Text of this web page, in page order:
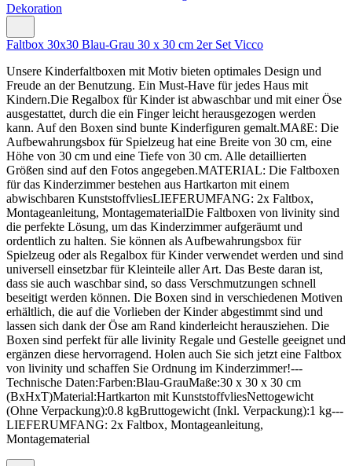
Faltbox 30x30 Blau-Grau 30 x 30 cm 2er Set Vicco
Unsere Kinderfaltboxen mit Motiv bieten optimales Design und
Freude an der Benutzung. Ein Must-Have für jedes Haus mit
Kindern.Die Regalbox für Kinder ist abwaschbar und mit einer Öse
ausgestattet, durch die ein Finger leicht herausgezogen werden
kann. Auf den Boxen sind bunte Kinderfiguren gemalt.MAßE: Die
Aufbewahrungsbox für Spielzeug hat eine Breite von 30 cm, eine
Höhe von 30 cm und eine Tiefe von 30 cm. Alle detaillierten
Größen sind auf den Fotos angegeben.MATERIAL: Die Faltboxen
für das Kinderzimmer bestehen aus Hartkarton mit einem
abwischbaren KunststoffvliesLIEFERUMFANG: 2x Faltbox,
Montageanleitung, MontagematerialDie Faltboxen von livinity sind
die perfekte Lösung, um das Kinderzimmer aufgeräumt und
ordentlich zu halten. Sie können als Aufbewahrungsbox für
Spielzeug oder als Regalbox für Kinder verwendet werden und sind
universell einsetzbar für Kleinteile aller Art. Das Beste daran ist,
dass sie auch waschbar sind, so dass Verschmutzungen schnell
beseitigt werden können. Die Boxen sind in verschiedenen Motiven
erhältlich, die auf die Vorlieben der Kinder abgestimmt sind und
lassen sich dank der Öse am Rand kinderleicht herausziehen. Die
Boxen sind perfekt für alle livinity Regale und Gestelle geeignet und
ergänzen diese hervorragend. Holen auch Sie sich jetzt eine Faltbox
von livinity und schaffen Sie Ordnung im Kinderzimmer!---
Technische Daten:Farben:Blau-GrauMaße:30 x 30 x 30 cm
(BxHxT)Material:Hartkarton mit KunststoffvliesNettogewicht
(Ohne Verpackung):0.8 kgBruttogewicht (Inkl. Verpackung):1 kg---
LIEFERUMFANG: 2x Faltbox, Montageanleitung,
Montagematerial